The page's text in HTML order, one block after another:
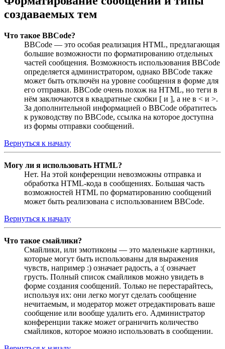
создаваемых тем
Что такое BBCode?
BBCode — это особая реализация HTML, предлагающая
большие возможности по форматированию отдельных
частей сообщения. Возможность использования BBCode
определяется администратором, однако BBCode также
может быть отключён на уровне сообщения в форме для
его отправки. BBCode очень похож на HTML, но теги в
нём заключаются в квадратные скобки [ и ], а не в < и >.
За дополнительной информацией о BBCode обратитесь
к руководству по BBCode, ссылка на которое доступна
из формы отправки сообщений.
Вернуться к началу
Могу ли я использовать HTML?
Нет. На этой конференции невозможны отправка и
обработка HTML-кода в сообщениях. Большая часть
возможностей HTML по форматированию сообщений
может быть реализована с использованием BBCode.
Вернуться к началу
Что такое смайлики?
Смайлики, или эмотиконы — это маленькие картинки,
которые могут быть использованы для выражения
чувств, например :) означает радость, а :( означает
грусть. Полный список смайликов можно увидеть в
форме создания сообщений. Только не перестарайтесь,
используя их: они легко могут сделать сообщение
нечитаемым, и модератор может отредактировать ваше
сообщение или вообще удалить его. Администратор
конференции также может ограничить количество
смайликов, которое можно использовать в сообщении.